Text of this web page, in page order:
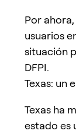
Por
usuarios
situación
DFPI.
Texas: un
Texas ha
estado es